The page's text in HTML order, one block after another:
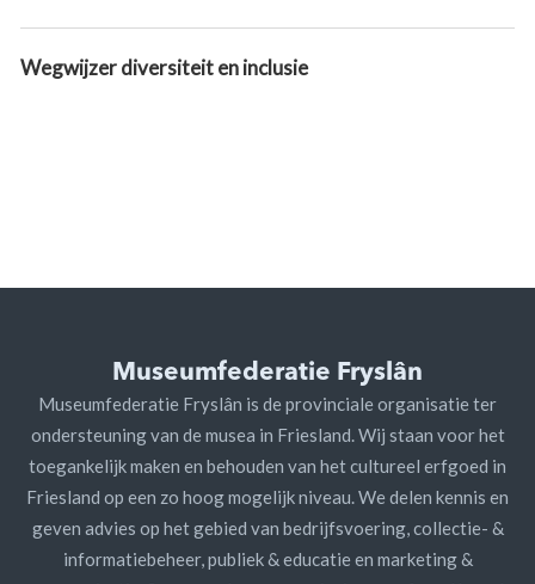
Wegwijzer diversiteit en inclusie
Museumfederatie Fryslân
Museumfederatie Fryslân is de provinciale organisatie ter
ondersteuning van de musea in Friesland. Wij staan voor het
toegankelijk maken en behouden van het cultureel erfgoed in
Friesland op een zo hoog mogelijk niveau. We delen kennis en
geven advies op het gebied van bedrijfsvoering, collectie- &
informatiebeheer, publiek & educatie en marketing &